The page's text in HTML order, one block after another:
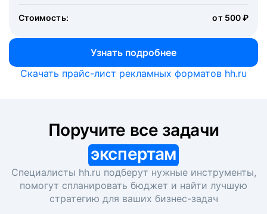
Стоимость: от 500 ₽
Узнать подробнее
Скачать прайс-лист рекламных форматов hh.ru
экспертам
Специалисты hh.ru подберут нужные инструменты,
помогут спланировать бюджет и найти лучшую
стратегию для ваших бизнес-задач